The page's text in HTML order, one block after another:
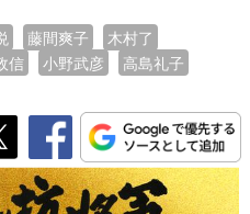
藤間爽子
木村了
信 小野武彦
高島礼子